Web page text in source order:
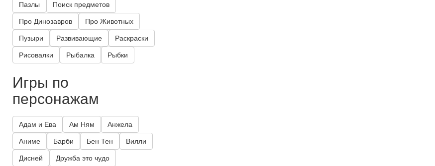
Пазлы Поиск предметов
Про Динозавров Про Животных
Пузыри Развивающие Раскраски
Рисовалки Рыбалка Рыбки
Игры по
персонажам
Адам и Ева Ам Ням Анжела
Аниме Барби Бен Тен Вилли
Дисней Дружба это чудо